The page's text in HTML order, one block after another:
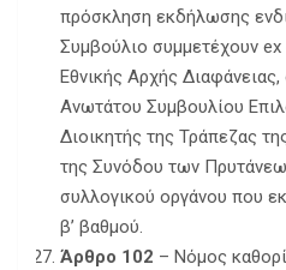
πρόσκληση εκδήλωσης
Συμβούλιο συμμετέχουν
Εθνικής Αρχής
Ανωτάτου Συμβουλίου
Διοικητής της Τράπεζας
της Συνόδου των
συλλογικού οργάνου που
β’ βαθμού.
Άρθρο 102 – Νόμος